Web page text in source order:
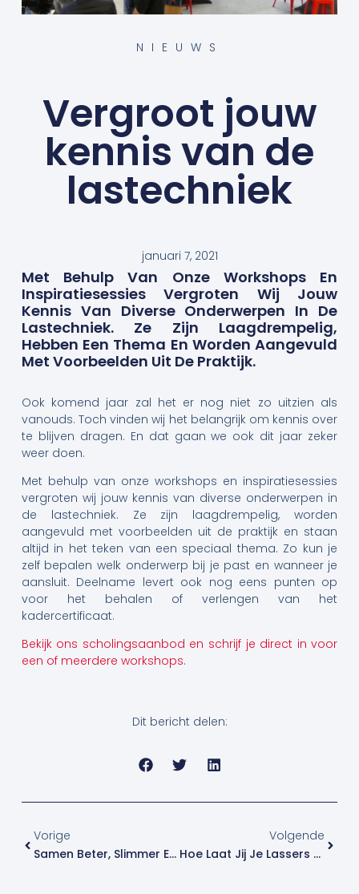
NIEUWS
Vergroot jouw
kennis van de
lastechniek
januari 7, 2021
Met Behulp Van Onze Workshops En
Inspiratiesessies Vergroten Wij Jouw
Kennis Van Diverse Onderwerpen In De
Lastechniek. Ze Zijn Laagdrempelig,
Hebben Een Thema En Worden Aangevuld
Met Voorbeelden Uit De Praktijk.
Ook komend jaar zal het er nog niet zo uitzien als
vanouds. Toch vinden wij het belangrijk om kennis over
te blijven dragen. En dat gaan we ook dit jaar zeker
weer doen.
Met behulp van onze workshops en inspiratiesessies
vergroten wij jouw kennis van diverse onderwerpen in
de lastechniek. Ze zijn laagdrempelig, worden
aangevuld met voorbeelden uit de praktijk en staan
altijd in het teken van een speciaal thema. Zo kun je
zelf bepalen welk onderwerp bij je past en wanneer je
aansluit. Deelname levert ook nog eens punten op
voor het behalen of verlengen van het
kadercertificaat.
Bekijk ons scholingsaanbod en schrijf je direct in voor
een of meerdere workshops.
Dit bericht delen:
Vorige
Samen Beter, Slimmer En Veiliger
Volgende
Hoe Laat Jij Je Lassers En Lasmethode Certificeren?